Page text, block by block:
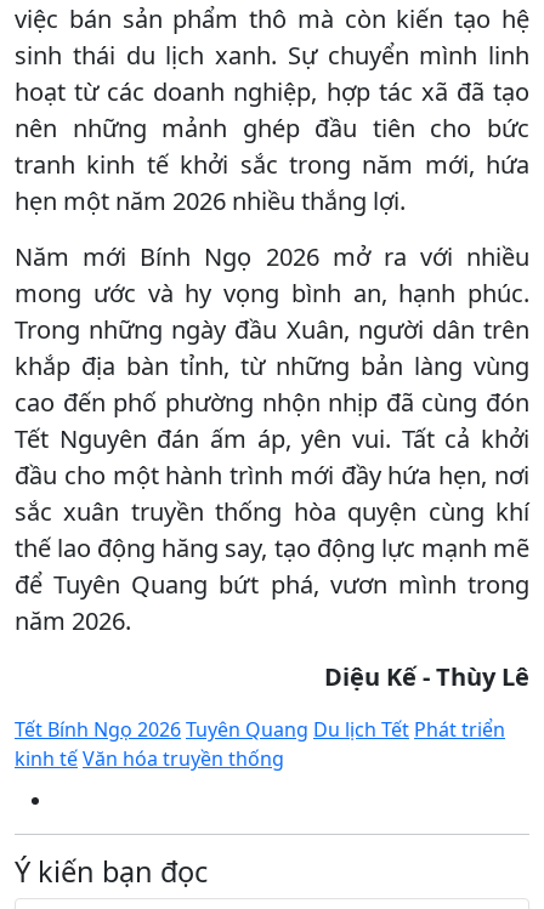
việc bán sản phẩm thô mà còn kiến tạo hệ
sinh thái du lịch xanh. Sự chuyển mình linh
hoạt từ các doanh nghiệp, hợp tác xã đã tạo
nên những mảnh ghép đầu tiên cho bức
tranh kinh tế khởi sắc trong năm mới, hứa
hẹn một năm 2026 nhiều thắng lợi.
Năm mới Bính Ngọ 2026 mở ra với nhiều
mong ước và hy vọng bình an, hạnh phúc.
Trong những ngày đầu Xuân, người dân trên
khắp địa bàn tỉnh, từ những bản làng vùng
cao đến phố phường nhộn nhịp đã cùng đón
Tết Nguyên đán ấm áp, yên vui. Tất cả khởi
đầu cho một hành trình mới đầy hứa hẹn, nơi
sắc xuân truyền thống hòa quyện cùng khí
thế lao động hăng say, tạo động lực mạnh mẽ
để Tuyên Quang bứt phá, vươn mình trong
năm 2026.
Diệu Kế - Thùy Lê
Tết Bính Ngọ 2026Tuyên Quang Du lịch Tết Phát triển
kinh tếVăn hóa truyền thống
Ý kiến bạn đọc